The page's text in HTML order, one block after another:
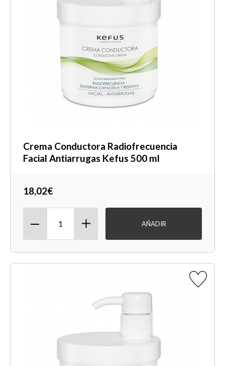
Crema Conductora Radiofrecuencia
Facial Antiarrugas Kefus 500 ml
18,02€
AÑADIR